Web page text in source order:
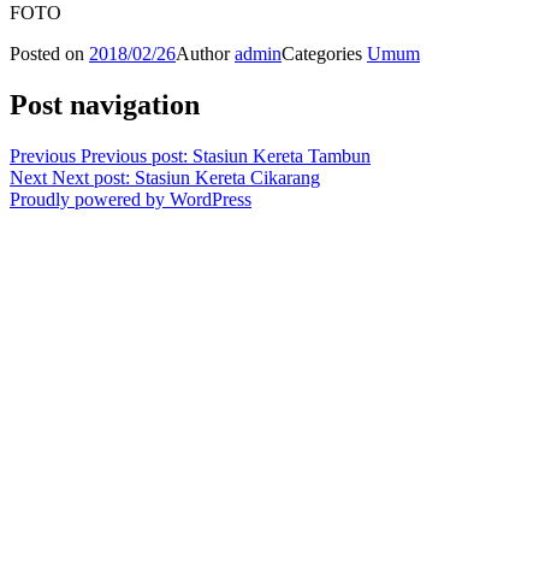
FOTO
Posted on 2018/02/26AuthoradminCategories Umum
Post navigation
Previous Previous post: Stasiun Kereta Tambun
Next Next post: Stasiun Kereta Cikarang
Proudly powered by WordPress